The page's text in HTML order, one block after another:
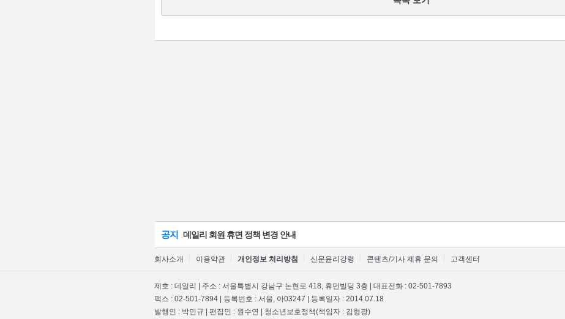
공지 데일리 회원 휴면 정책 변경 안내
회사소개 이용약관 개인정보 처리방침 신문윤리강령 콘텐츠/기사 제휴 문의 고객센터
제호 : 데일리 | 주소 : 서울특별시 강남구 논현로 418, 휴먼빌딩 3층 | 대표전화 : 02-501-7893
팩스 : 02-501-7894 | 등록번호 : 서울, 아03247 | 등록일자 : 2014.07.18
발행인 : 박민규 | 편집인 : 원수연 | 청소년보호정책(책임자 : 김형광)